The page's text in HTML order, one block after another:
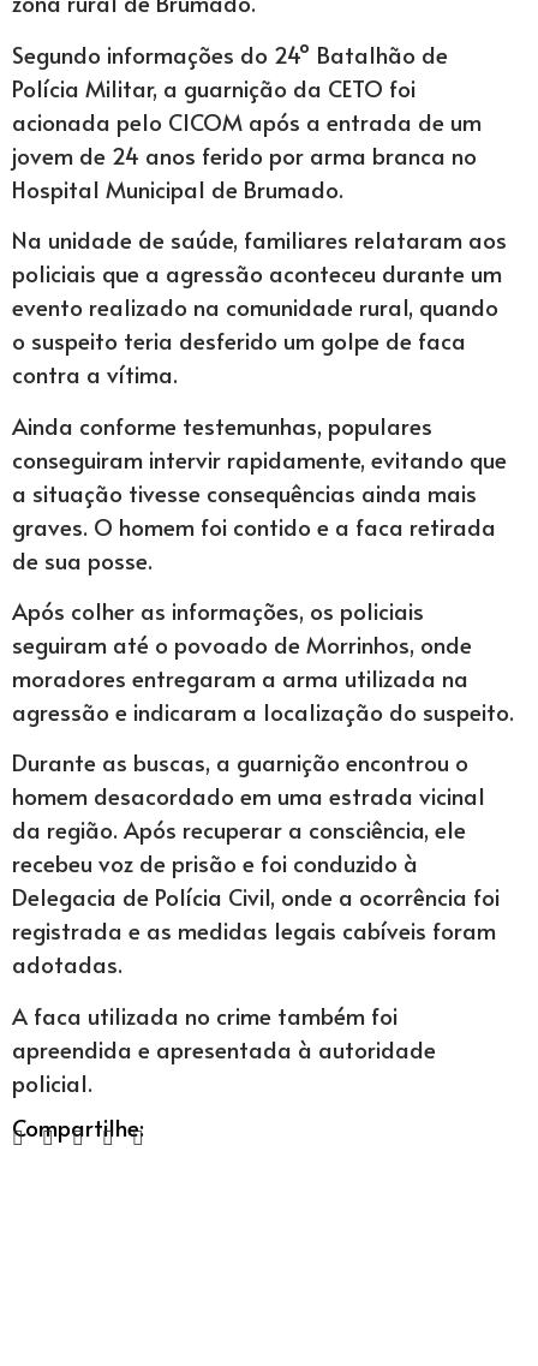
Segundo informações do 24º Batalhão de
Polícia Militar, a guarnição da CETO foi
acionada pelo CICOM após a entrada de um
jovem de 24 anos ferido por arma branca no
Hospital Municipal de Brumado.
Na unidade de saúde, familiares relataram aos
policiais que a agressão aconteceu durante um
evento realizado na comunidade rural, quando
o suspeito teria desferido um golpe de faca
contra a vítima.
Ainda conforme testemunhas, populares
conseguiram intervir rapidamente, evitando que
a situação tivesse consequências ainda mais
graves. O homem foi contido e a faca retirada
de sua posse.
Após colher as informações, os policiais
seguiram até o povoado de Morrinhos, onde
moradores entregaram a arma utilizada na
agressão e indicaram a localização do suspeito.
Durante as buscas, a guarnição encontrou o
homem desacordado em uma estrada vicinal
da região. Após recuperar a consciência, ele
recebeu voz de prisão e foi conduzido à
Delegacia de Polícia Civil, onde a ocorrência foi
registrada e as medidas legais cabíveis foram
adotadas.
A faca utilizada no crime também foi
apreendida e apresentada à autoridade
policial.
Compartilhe: